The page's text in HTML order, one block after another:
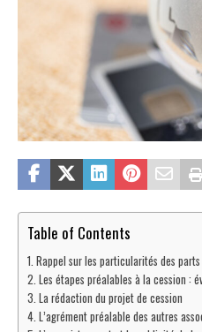
Table of Contents
Rappel sur les particularités des
Les étapes préalables à la cession :
La rédaction du projet de cession
L’agrément préalable des autres